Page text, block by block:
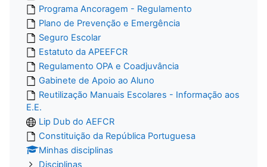
Programa Ancoragem - Regulamento
Plano de Prevenção e Emergência
Seguro Escolar
Estatuto da APEEFCR
Regulamento OPA e Coadjuvância
Gabinete de Apoio ao Aluno
Reutilização Manuais Escolares - Informação aos
E.E.
Lip Dub do AEFCR
Constituição da República Portuguesa
Minhas disciplinas
Disciplinas